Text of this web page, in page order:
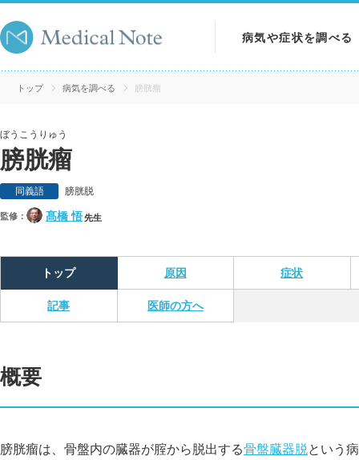
病気や症状を調べる
病気を調べる
トップ 病気を調べる 膀胱瘤
ぼうこうりゅう
膀胱瘤
同義語 膀胱脱
監修： 髙橋 悟先生
トップ 原因 症状
記事 医師の方へ
概要
膀胱瘤は、骨盤内の臓器が腟から脱出する骨盤臓器脱という